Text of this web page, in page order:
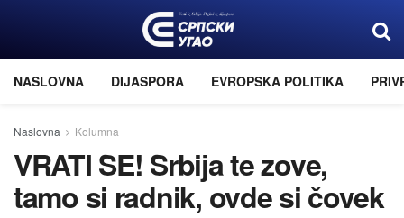
NASLOVNA DIJASPORA EVROPSKA POLITIKA
Naslovna Kolumna
VRATI SE! Srbiјa te zove,
tamo si radnik, ovde si čovek